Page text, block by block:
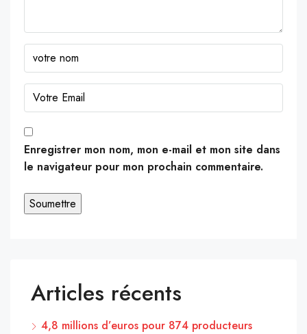
Enregistrer mon nom, mon e-mail et mon site dans
le navigateur pour mon prochain commentaire.
Articles récents
4,8 millions d’euros pour 874 producteurs